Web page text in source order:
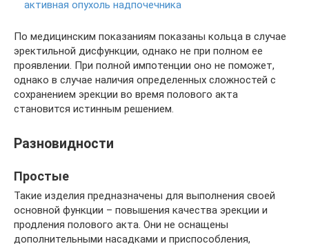
активная опухоль надпочечника
По медицинским показаниям показаны кольца в случае
эректильной дисфункции, однако не при полном ее
проявлении. При полной импотенции оно не поможет,
однако в случае наличия определенных сложностей с
сохранением эрекции во время полового акта
становится истинным решением.
Разновидности
Простые
Такие изделия предназначены для выполнения своей
основной функции – повышения качества эрекции и
продления полового акта. Они не оснащены
дополнительными насадками и приспособления,